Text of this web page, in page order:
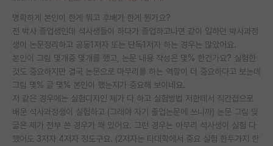
명확하게 본인이 한게 뭐고 후배가 한게 뭔가요?
전 박사 졸업생인데 석사생들이 하다가 졸업하고나면 같이 일하던 박사과정
생이 논문정리하고 공동1저자 또는 단독1저자 하는 경우는 많았어요.
본인이 그림 몇개중 몇개를 했고, 논문 내용 작성은 몇% 한건가요? 실험한
것도 중요하지만 결국 논문으로 마무리를 하는 역할이 더 중요하다고 보는데
그림 몇% 글 몇% 본인이 했는지가 중요해 보이네요.
저 같은 경우에는 실험디자인 제가 다 하고 실험방법 저한테서 직간접으로
배운 석사과정생이 실험하고 (그래야 자기 졸업논문에 쓰니까) 논문 그림 및
글은 제가 전부 쓴 경우가 꽤 있어요. 그런 경우는 아무리 석사생이 실험 다
했어도 3저자 4저자 정도구요. (2저자는 타대학에서 중요 실험 한두가지 한